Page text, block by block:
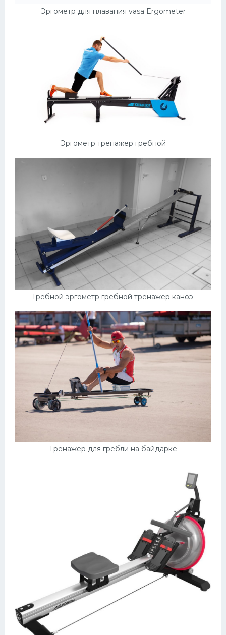
Эргометр для плавания vasa Ergometer
Эргометр тренажер гребной
Гребной эргометр гребной тренажер каноэ
Тренажер для гребли на байдарке